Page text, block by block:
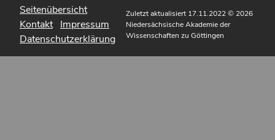
Seitenübersicht
Kontakt Impressum
Datenschutzerklärung
Zuletzt aktualisiert 17.11.2022© 2026
Niedersächsische Akademie der
Wissenschaften zu Göttingen